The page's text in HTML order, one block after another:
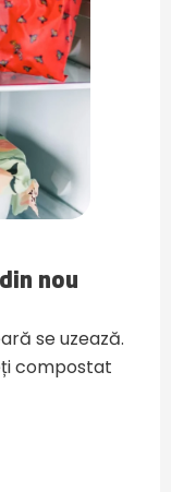
nou
se uzează.
compostat